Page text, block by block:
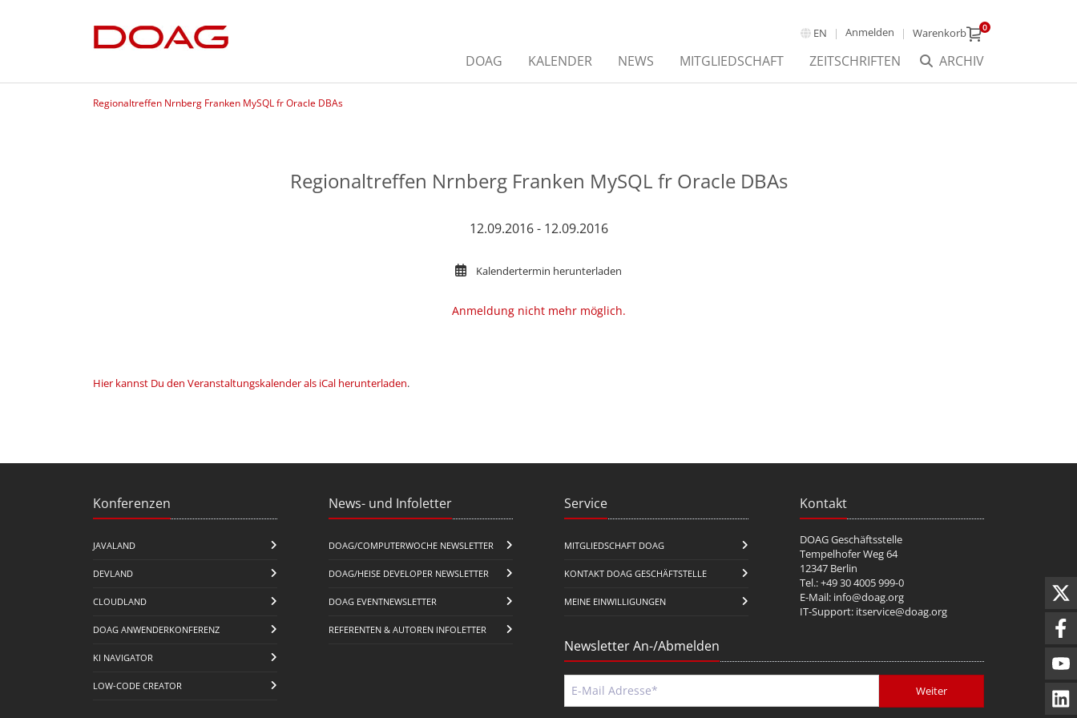
EN Anmelden Warenkorb 0
ARCHIV
DOAG KALENDER NEWS MITGLIEDSCHAFT ZEITSCHRIFTEN
Regionaltreffen Nrnberg Franken MySQL fr Oracle DBAs
Regionaltreffen Nrnberg Franken MySQL fr Oracle DBAs
12.09.2016 - 12.09.2016
Kalendertermin herunterladen
Anmeldung nicht mehr möglich.
Hier kannst Du den Veranstaltungskalender als iCal herunterladen.
Konferenzen
JAVALAND
DEVLAND
CLOUDLAND
DOAG ANWENDERKONFERENZ
KI NAVIGATOR
LOW-CODE CREATOR
News- und Infoletter
DOAG/COMPUTERWOCHE NEWSLETTER
DOAG/HEISE DEVELOPER NEWSLETTER
DOAG EVENTNEWSLETTER
REFERENTEN & AUTOREN INFOLETTER
Service
MITGLIEDSCHAFT DOAG
KONTAKT DOAG GESCHÄFTSTELLE
MEINE EINWILLIGUNGEN
Kontakt
DOAG Geschäftsstelle
Tempelhofer Weg 64
12347 Berlin
Tel.: +49 30 4005 999-0
E-Mail: info@doag.org
IT-Support: itservice@doag.org
Newsletter An-/Abmelden
Weiter